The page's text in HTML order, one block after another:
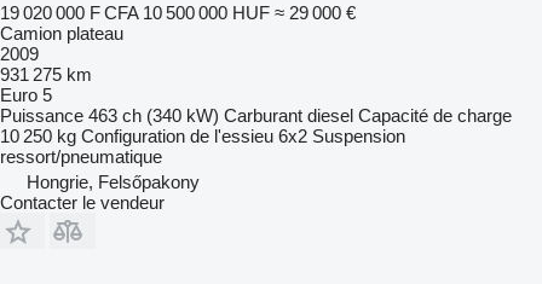
19 020 000 F CFA 10 500 000 HUF ≈ 29 000 €
Camion plateau
2009
931 275 km
Euro 5
Puissance 463 ch (340 kW) Carburant diesel Capacité de charge
10 250 kg Configuration de l'essieu 6x2 Suspension
ressort/pneumatique
Hongrie, Felsőpakony
Contacter le vendeur